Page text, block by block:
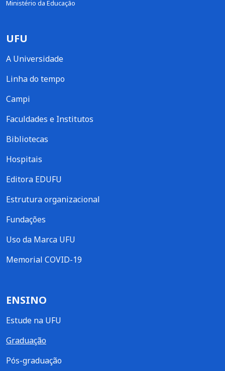
Ministério da Educação
UFU
A Universidade
Linha do tempo
Campi
Faculdades e Institutos
Bibliotecas
Hospitais
Editora EDUFU
Estrutura organizacional
Fundações
Uso da Marca UFU
Memorial COVID-19
ENSINO
Estude na UFU
Graduação
Pós-graduação